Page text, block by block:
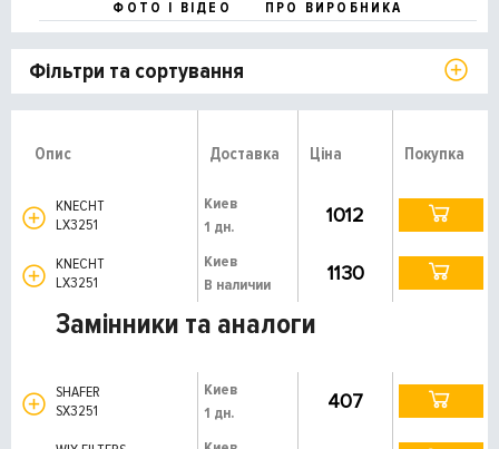
ФОТО І ВІДЕО
ПРО ВИРОБНИКА
Фільтри та сортування
Опис Доставка Ціна Покупка
KNECHT
LX3251
Киев
1 дн.
1012
KNECHT
LX3251
Киев
В наличии
1130
Замінники та аналоги
SHAFER
SX3251
Киев
1 дн.
407